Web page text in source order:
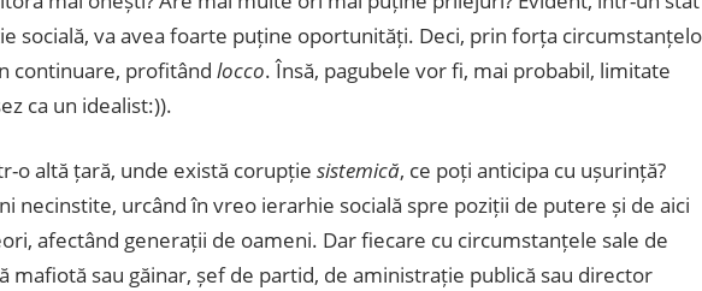
socială, va avea foarte puține oportunități. Deci, prin forța
continuare, profitând locco. Însă, pagubele vor fi, mai probabil, limitate
ca un idealist:)).
o altă țară, unde există corupție sistemică, ce poți anticipa cu ușurință?
necinstite, urcând în vreo ierarhie socială spre poziții de putere și de aici
afectând generații de oameni. Dar fiecare cu circumstanțele sale de
mafiotă sau găinar, șef de partid, de aministrație publică sau director